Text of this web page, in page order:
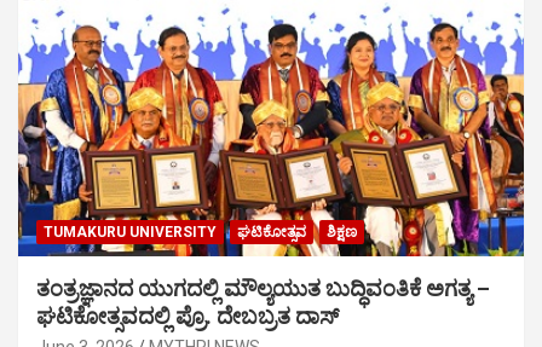
TUMAKURU UNIVERSITY ಘಟಿಕೋತ್ಸವ ಶಿಕ್ಷಣ
ತಂತ್ರಜ್ಞಾನದ ಯುಗದಲ್ಲಿ ಮೌಲ್ಯಯುತ ಬುದ್ಧಿವಂತಿಕೆ ಅಗತ್ಯ –
ಘಟಿಕೋತ್ಸವದಲ್ಲಿ ಪ್ರೊ. ದೇಬಬ್ರತ ದಾಸ್